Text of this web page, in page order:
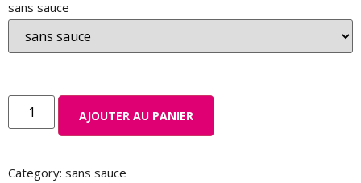
sans sauce
AJOUTER AU PANIER
Category: sans sauce